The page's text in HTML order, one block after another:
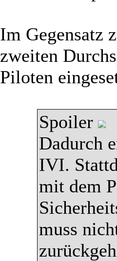
Im Gegensatz
zweiten
Piloten
Spoiler
Dadurch
IVI.
mit dem
muss